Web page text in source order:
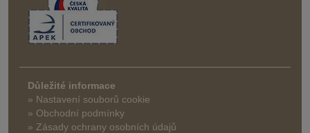
Důležité informace
» Nastavení souborů cookie
» Obchodní podmínky
» Zásady ochrany osobních údajů